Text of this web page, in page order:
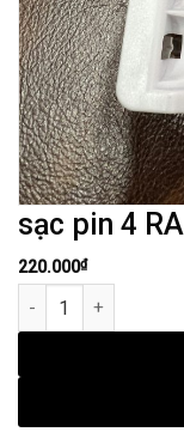
sạc pin 4 RA
220.000₫
sạc pin 4 RA số lượng